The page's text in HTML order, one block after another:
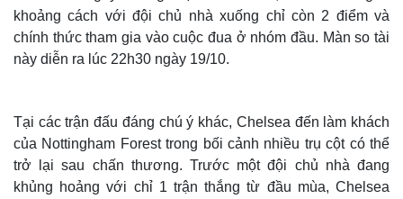
khoảng cách với đội chủ nhà xuống chỉ còn 2 điểm và
chính thức tham gia vào cuộc đua ở nhóm đầu. Màn so tài
này diễn ra lúc 22h30 ngày 19/10.
Tại các trận đấu đáng chú ý khác, Chelsea đến làm khách
của Nottingham Forest trong bối cảnh nhiều trụ cột có thể
trở lại sau chấn thương. Trước một đội chủ nhà đang
khủng hoảng với chỉ 1 trận thắng từ đầu mùa, Chelsea